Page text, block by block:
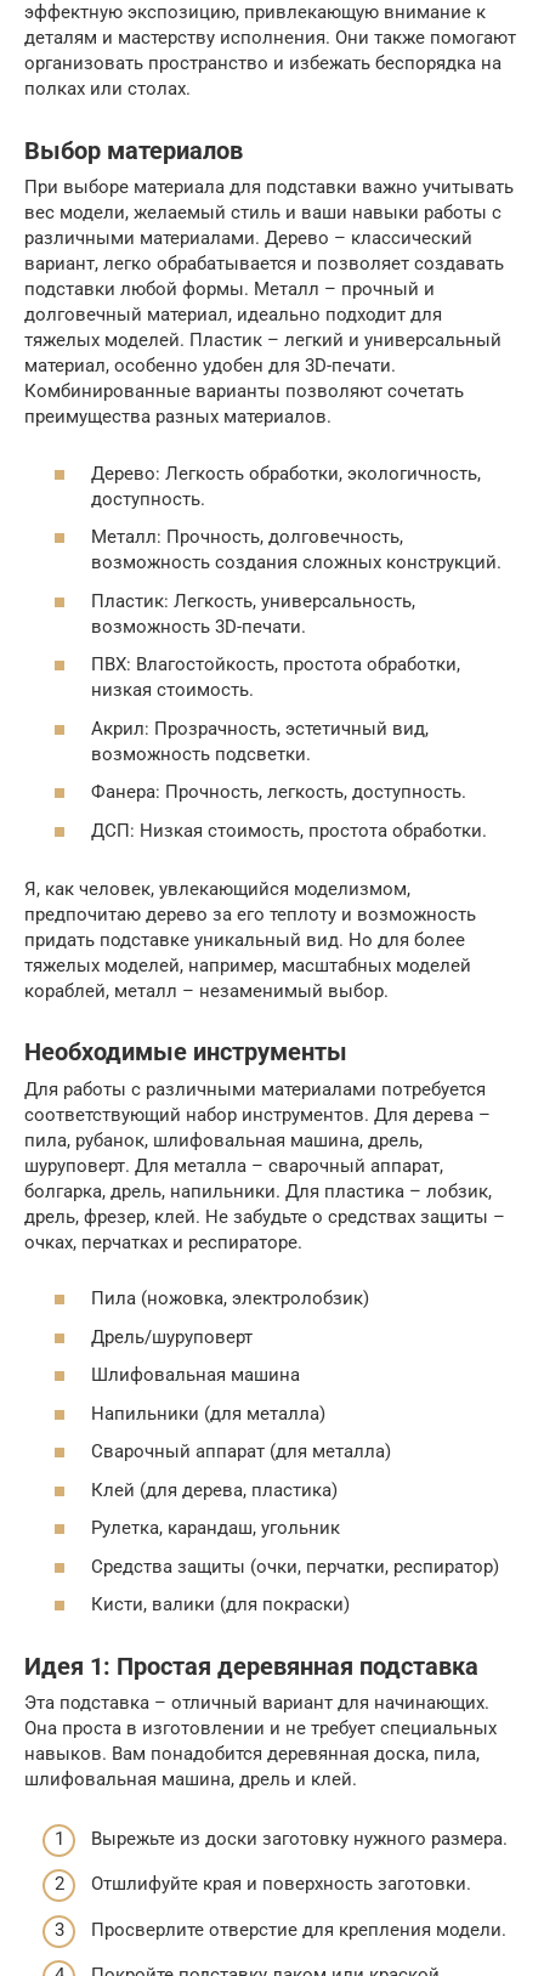
эффектную экспозицию, привлекающую внимание к
деталям и мастерству исполнения. Они также помогают
организовать пространство и избежать беспорядка на
полках или столах.
Выбор материалов
При выборе материала для подставки важно учитывать
вес модели, желаемый стиль и ваши навыки работы с
различными материалами. Дерево – классический
вариант, легко обрабатывается и позволяет создавать
подставки любой формы. Металл – прочный и
долговечный материал, идеально подходит для
тяжелых моделей. Пластик – легкий и универсальный
материал, особенно удобен для 3D-печати.
Комбинированные варианты позволяют сочетать
преимущества разных материалов.
Дерево: Легкость обработки, экологичность,
доступность.
Металл: Прочность, долговечность,
возможность создания сложных конструкций.
Пластик: Легкость, универсальность,
возможность 3D-печати.
ПВХ: Влагостойкость, простота обработки,
низкая стоимость.
Акрил: Прозрачность, эстетичный вид,
возможность подсветки.
Фанера: Прочность, легкость, доступность.
ДСП: Низкая стоимость, простота обработки.
Я, как человек, увлекающийся моделизмом,
предпочитаю дерево за его теплоту и возможность
придать подставке уникальный вид. Но для более
тяжелых моделей, например, масштабных моделей
кораблей, металл – незаменимый выбор.
Необходимые инструменты
Для работы с различными материалами потребуется
соответствующий набор инструментов. Для дерева –
пила, рубанок, шлифовальная машина, дрель,
шуруповерт. Для металла – сварочный аппарат,
болгарка, дрель, напильники. Для пластика – лобзик,
дрель, фрезер, клей. Не забудьте о средствах защиты –
очках, перчатках и респираторе.
Пила (ножовка, электролобзик)
Дрель/шуруповерт
Шлифовальная машина
Напильники (для металла)
Сварочный аппарат (для металла)
Клей (для дерева, пластика)
Рулетка, карандаш, угольник
Средства защиты (очки, перчатки, респиратор)
Кисти, валики (для покраски)
Идея 1: Простая деревянная подставка
Эта подставка – отличный вариант для начинающих.
Она проста в изготовлении и не требует специальных
навыков. Вам понадобится деревянная доска, пила,
шлифовальная машина, дрель и клей.
Вырежьте из доски заготовку нужного размера.
Отшлифуйте края и поверхность заготовки.
Просверлите отверстие для крепления модели.